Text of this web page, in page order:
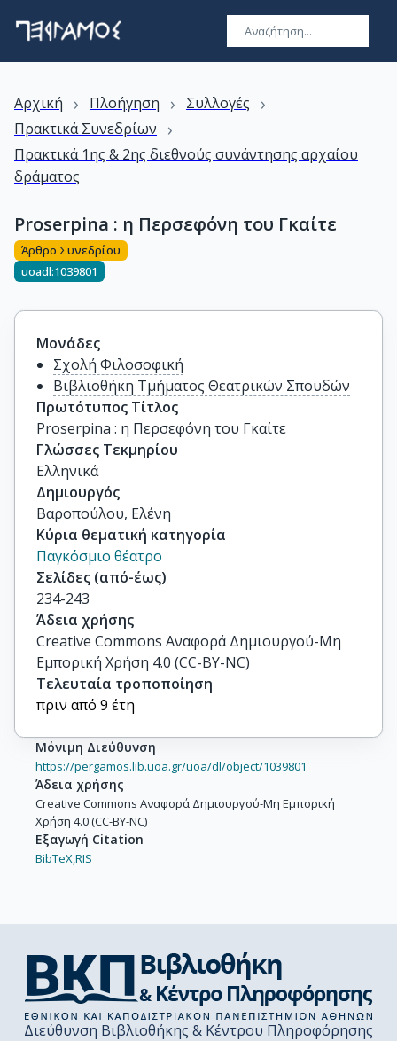
Αρχική › Πλοήγηση › Συλλογές ›
Πρακτικά Συνεδρίων ›
Πρακτικά 1ης & 2ης διεθνούς συνάντησης αρχαίου
δράματος
Proserpina : η Περσεφόνη του Γκαίτε
Άρθρο Συνεδρίου
uoadl:1039801
Μονάδες
Σχολή Φιλοσοφική
Βιβλιοθήκη Τμήματος Θεατρικών Σπουδών
Πρωτότυπος Τίτλος
Proserpina : η Περσεφόνη του Γκαίτε
Γλώσσες Τεκμηρίου
Ελληνικά
Δημιουργός
Βαροπούλου, Ελένη
Κύρια θεματική κατηγορία
Παγκόσμιο θέατρο
Σελίδες (από-έως)
234-243
Άδεια χρήσης
Creative Commons Αναφορά Δημιουργού-Μη
Εμπορική Χρήση 4.0 (CC-BY-NC)
Τελευταία τροποποίηση
πριν από 9 έτη
Μόνιμη Διεύθυνση
https://pergamos.lib.uoa.gr/uoa/dl/object/1039801
Άδεια χρήσης
Creative Commons Αναφορά Δημιουργού-Μη Εμπορική
Χρήση 4.0 (CC-BY-NC)
Εξαγωγή Citation
BibTeX,RIS
Διεύθυνση Βιβλιοθήκης & Κέντρου Πληροφόρησης